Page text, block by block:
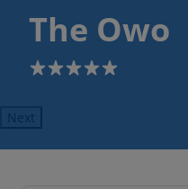
The Owo
5
Next